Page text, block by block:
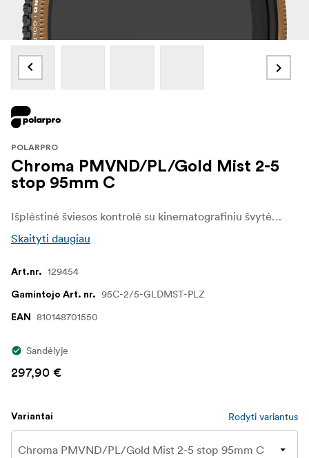
POLARPRO
Chroma PMVND/PL/Gold Mist 2-5
stop 95mm C
Išplėstinė šviesos kontrolė su kinematografiniu švytėjimu - "PolarPro Chroma PMVND/PL/Gold Mist 2-5 Stop" filtras sukurtas filmų kūrėjams ir fotografams, kuriems reikia tiksliai kontroliuoti šviesą, atspindžius ir atmosferą. Suderinus kintamo neutralaus tankio filtrą, poliarizatorių ir švelnią "Gold Mist" sklaidą, šis filtras suteikia galimybę lanksčiai valdyti ekspoziciją ryškiomis sąlygomis, o filmuotai medžiagai suteikia šilto kinematografinio švytėjimo. Šis filtras idealiai tinka didelio kontrasto lauko scenoms fiksuoti, jis išryškina sodrias spalvas, sumažina ryškius atspindžius ir sušvelnina šviesas, kad sukurtų svajingą, auksinę atmosferą.
Skaityti daugiau
Art.nr. 129454
Gamintojo Art. nr. 95C-2/5-GLDMST-PLZ
EAN 810148701550
Sandėlyje
297,90 €
Variantai Rodyti variantus